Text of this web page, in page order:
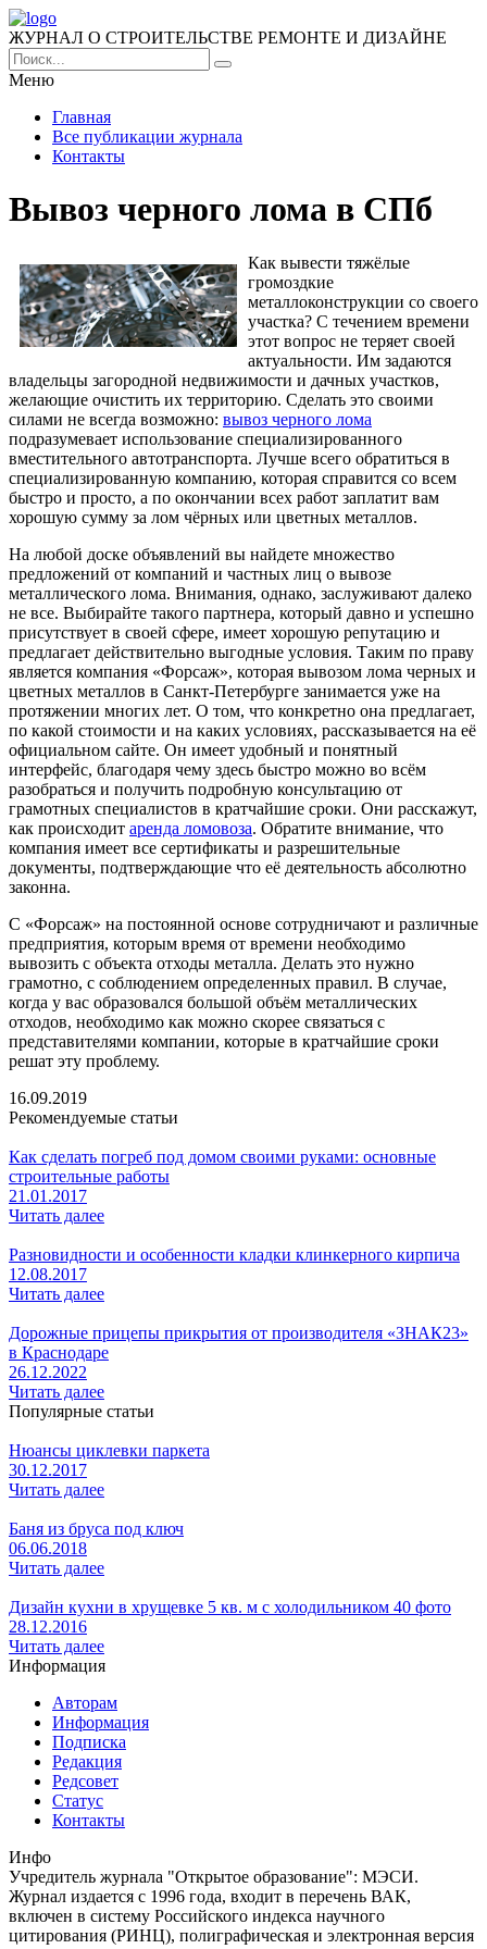
ЖУРНАЛ О СТРОИТЕЛЬСТВЕ РЕМОНТЕ И ДИЗАЙНЕ
Меню
Главная
Все публикации журнала
Контакты
Вывоз черного лома в СПб
Как вывести тяжёлые
громоздкие
металлоконструкции со своего
участка? С течением времени
этот вопрос не теряет своей
актуальности. Им задаются
владельцы загородной недвижимости и дачных участков,
желающие очистить их территорию. Сделать это своими
силами не всегда возможно: вывоз черного лома
подразумевает использование специализированного
вместительного автотранспорта. Лучше всего обратиться в
специализированную компанию, которая справится со всем
быстро и просто, а по окончании всех работ заплатит вам
хорошую сумму за лом чёрных или цветных металлов.
На любой доске объявлений вы найдете множество
предложений от компаний и частных лиц о вывозе
металлического лома. Внимания, однако, заслуживают далеко
не все. Выбирайте такого партнера, который давно и успешно
присутствует в своей сфере, имеет хорошую репутацию и
предлагает действительно выгодные условия. Таким по праву
является компания «Форсаж», которая вывозом лома черных и
цветных металлов в Санкт-Петербурге занимается уже на
протяжении многих лет. О том, что конкретно она предлагает,
по какой стоимости и на каких условиях, рассказывается на её
официальном сайте. Он имеет удобный и понятный
интерфейс, благодаря чему здесь быстро можно во всём
разобраться и получить подробную консультацию от
грамотных специалистов в кратчайшие сроки. Они расскажут,
как происходит аренда ломовоза. Обратите внимание, что
компания имеет все сертификаты и разрешительные
документы, подтверждающие что её деятельность абсолютно
законна.
С «Форсаж» на постоянной основе сотрудничают и различные
предприятия, которым время от времени необходимо
вывозить с объекта отходы металла. Делать это нужно
грамотно, с соблюдением определенных правил. В случае,
когда у вас образовался большой объём металлических
отходов, необходимо как можно скорее связаться с
представителями компании, которые в кратчайшие сроки
решат эту проблему.
16.09.2019
Рекомендуемые статьи
Как сделать погреб под домом своими руками: основные
строительные работы
21.01.2017
Читать далее
Разновидности и особенности кладки клинкерного кирпича
12.08.2017
Читать далее
Дорожные прицепы прикрытия от производителя «ЗНАК23»
в Краснодаре
26.12.2022
Читать далее
Популярные статьи
Нюансы циклевки паркета
30.12.2017
Читать далее
Баня из бруса под ключ
06.06.2018
Читать далее
Дизайн кухни в хрущевке 5 кв. м с холодильником 40 фото
28.12.2016
Читать далее
Информация
Авторам
Информация
Подписка
Редакция
Редсовет
Статус
Контакты
Инфо
Учредитель журнала "Открытое образование": МЭСИ.
Журнал издается с 1996 года, входит в перечень ВАК,
включен в систему Российского индекса научного
цитирования (РИНЦ), полиграфическая и электронная версия